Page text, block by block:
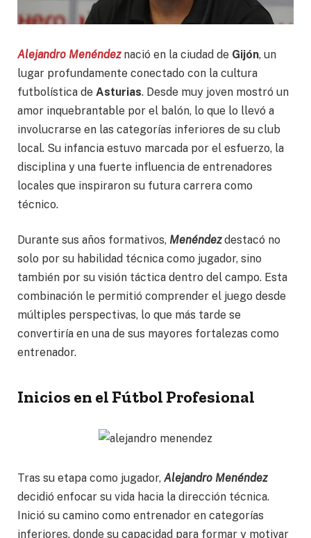
Alejandro Menéndeznació en la ciudad de Gijón, un
lugar profundamente conectado con la cultura
futbolística de Asturias. Desde muy joven mostró un
amor inquebrantable por el balón, lo que lo llevó a
involucrarse en las categorías inferiores de su club
local. Su infancia estuvo marcada por el esfuerzo, la
disciplina y una fuerte influencia de entrenadores
locales que inspiraron su futura carrera como
técnico.
Durante sus años formativos, Menéndezdestacó no
solo por su habilidad técnica como jugador, sino
también por su visión táctica dentro del campo. Esta
combinación le permitió comprender el juego desde
múltiples perspectivas, lo que más tarde se
convertiría en una de sus mayores fortalezas como
entrenador.
Inicios en el Fútbol Profesional
Tras su etapa como jugador, Alejandro Menéndez
decidió enfocar su vida hacia la dirección técnica.
Inició su camino como entrenador en categorías
inferiores, donde su capacidad para formar y motivar